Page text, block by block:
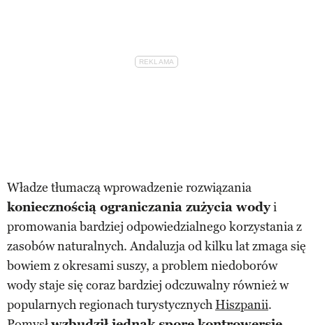
Władze tłumaczą wprowadzenie rozwiązania
koniecznością ograniczania zużycia wodyi
promowania bardziej odpowiedzialnego korzystania z
zasobów naturalnych. Andaluzja od kilku lat zmaga się
bowiem z okresami suszy, a problem niedoborów
wody staje się coraz bardziej odczuwalny również w
popularnych regionach turystycznych Hiszpanii.